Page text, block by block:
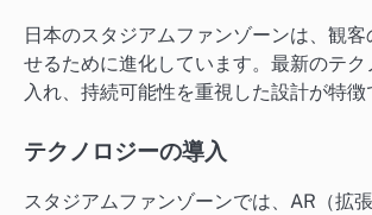
日本のスタジアムファンゾーンは、観客
せるために進化しています。最新のテク
入れ、持続可能性を重視した設計が特徴
テクノロジーの導入
スタジアムファンゾーンでは、AR（拡